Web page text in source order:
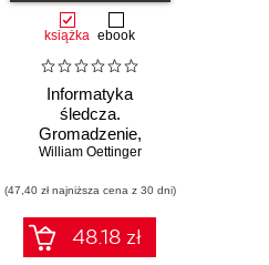
książka ebook
Informatyka
śledcza.
Gromadzenie,
analiza i
dowodów
elektronicznych dla
początkujących.
Wydanie II
William Oettinger
(47,40 zł najniższa cena z 30 dni)
48.18 zł